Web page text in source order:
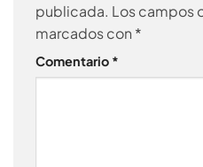
publicada. Los campos
marcados con *
Comentario *